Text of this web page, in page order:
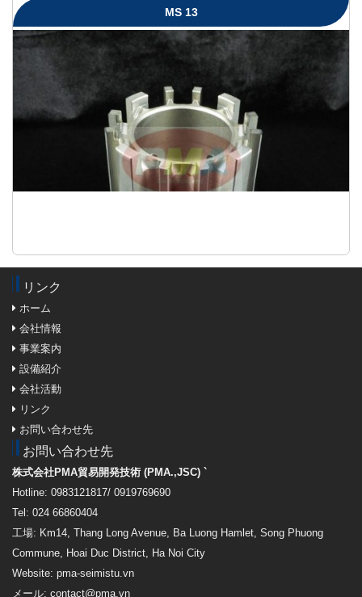
MS 13
リンク
ホーム
会社情報
事業案内
設備紹介
会社活動
リンク
お問い合わせ先
お問い合わせ先
株式会社PMA貿易開発技術 (PMA.,JSC) `
Hotline: 0983121817/ 0919769690
Tel: 024 66860404
工場: Km14, Thang Long Avenue, Ba Luong Hamlet, Song Phuong
Commune, Hoai Duc District, Ha Noi City
Website: pma-seimistu.vn
メール: contact@pma.vn